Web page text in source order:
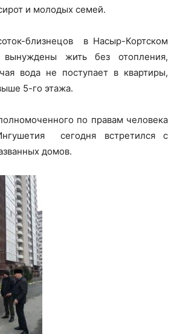
и молодых семей.
близнецов в Насыр-Кортском
вынуждены жить без отопления,
вода не поступает в квартиры,
5-го этажа.
по правам человека
сегодня встретился с
домов.